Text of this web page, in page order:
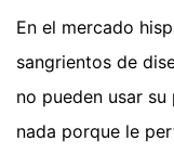
En el mercado
sangrientos de
no pueden usar
nada porque le